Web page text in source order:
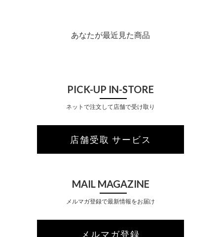
あなたが最近見た商品
PICK-UP IN-STORE
ネットで注文して店舗で受け取り
店舗受取 サービス
MAIL MAGAZINE
メルマガ登録で最新情報をお届け
メルマガ登録